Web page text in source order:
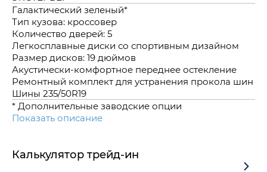
Галактический зеленый*
Тип кузова: кроссовер
Количество дверей: 5
Легкосплавные диски со спортивным дизайном
Размер дисков: 19 дюймов
Акустически-комфортное переднее остекление
Ремонтный комплект для устранения прокола шин
Шины 235/50R19
* Дополнительные заводские опции
Показать описание
Калькулятор трейд-ин